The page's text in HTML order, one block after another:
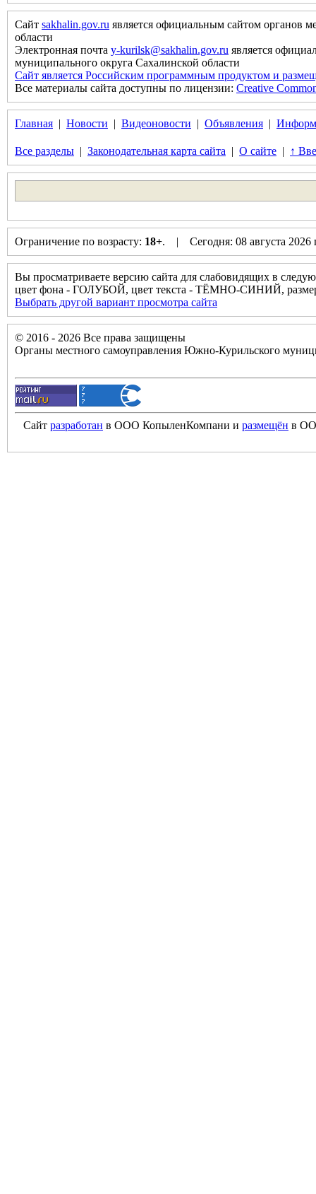
Сайт sakhalin.gov.ru является официальным сайтом органов
области
Электронная почта y-kurilsk@sakhalin.gov.ru является
муниципального округа Сахалинской области
Сайт является Российским программным продуктом и
Все материалы сайта доступны по лицензии: Creative
Главная | Новости | Видеоновости | Объявления |
Все разделы | Законодательная карта сайта | О сайте | ↑
Ограничение по возрасту: 18+. | Сегодня: 08 августа
Вы просматриваете версию сайта для слабовидящих в
цвет фона - ГОЛУБОЙ, цвет текста - ТЁМНО-СИНИЙ,
Выбрать другой вариант просмотра сайта
© 2016 - 2026 Все права защищены
Органы местного самоуправления Южно-Курильского
Сайт разработан в ООО КопыленКомпани и размещён в